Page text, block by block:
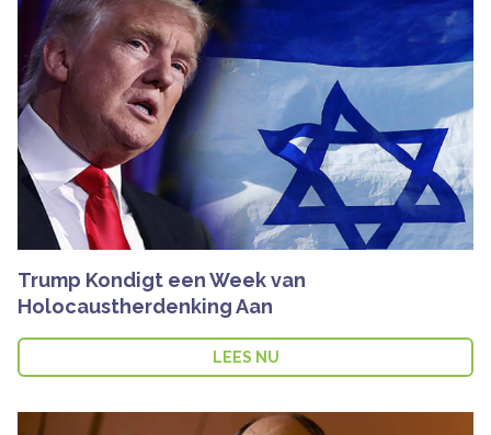
Trump Kondigt een Week van
Holocaustherdenking Aan
LEES NU